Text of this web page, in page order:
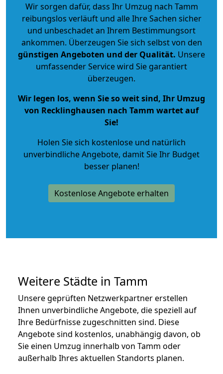
Wir sorgen dafür, dass Ihr Umzug nach Tamm
reibungslos verläuft und alle Ihre Sachen sicher
und unbeschadet an Ihrem Bestimmungsort
ankommen. Überzeugen Sie sich selbst von den
günstigen Angeboten und der Qualität. Unsere
umfassender Service wird Sie garantiert
überzeugen.
Wir legen los, wenn Sie so weit sind, Ihr Umzug
von Recklinghausen nach Tamm wartet auf
Sie!
Holen Sie sich kostenlose und natürlich
unverbindliche Angebote, damit Sie Ihr Budget
besser planen!
Kostenlose Angebote erhalten
Weitere Städte in Tamm
Unsere geprüften Netzwerkpartner erstellen
Ihnen unverbindliche Angebote, die speziell auf
Ihre Bedürfnisse zugeschnitten sind. Diese
Angebote sind kostenlos, unabhängig davon, ob
Sie einen Umzug innerhalb von Tamm oder
außerhalb Ihres aktuellen Standorts planen.